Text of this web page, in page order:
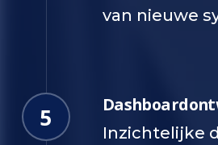
van nieuwe
5
Inzichtelijke